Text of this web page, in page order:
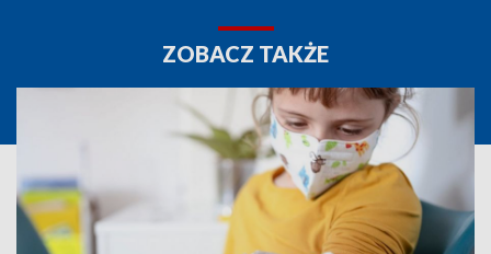
ZOBACZ TAKŻE